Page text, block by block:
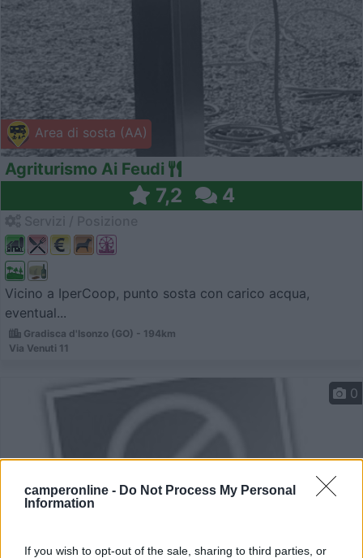
camperonline - Do Not Process My Personal
Information
If you wish to opt-out of the sale, sharing to third parties, or
Area di sosta (AA)
Agriturismo Ai Feudi
7,2 4
Vicino a IperCoop, punto sosta con carico acqua,
eventual...
Gradisca d'Isonzo (GO) - 194km
Via Venuti 11
0